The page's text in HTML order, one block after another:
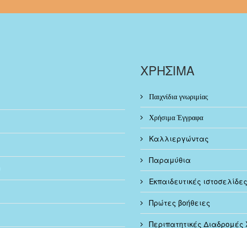
ΧΡΗΣΙΜΑ
Παιχνίδια γνωριμίας
Χρήσιμα Έγγραφα
Καλλιεργώντας
Παραμύθια
Εκπαιδευτικές ιστοσελίδες
Πρώτες βοήθειες
Περιπατητικές Διαδρομές